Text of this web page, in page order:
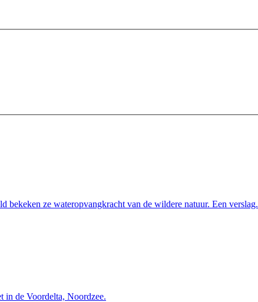
ze wateropvangkracht van de wildere natuur. Een verslag.
in de Voordelta, Noordzee.